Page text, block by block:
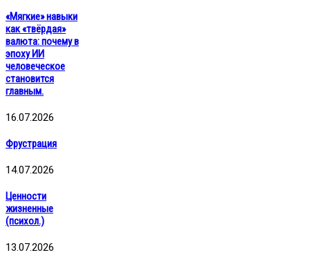
«Мягкие» навыки
как «твёрдая»
валюта: почему в
эпоху ИИ
человеческое
становится
главным.
16.07.2026
Фрустрация
14.07.2026
Ценности
жизненные
(психол.)
13.07.2026